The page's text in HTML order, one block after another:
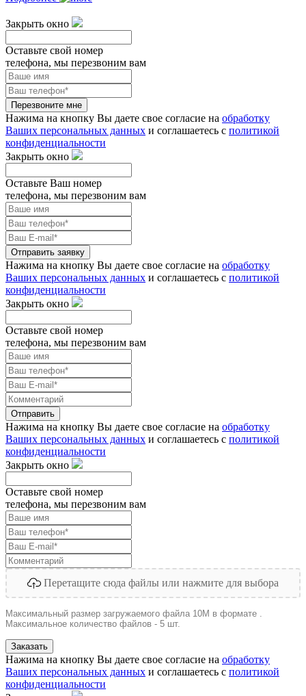
Закрыть окно
Оставьте свой номер
телефона, мы перезвоним вам
Перезвоните мне
Нажима на кнопку Вы даете свое согласие на обработку
Ваших персональных данных и соглашаетесь с политикой
конфиденциальности
Закрыть окно
Оставьте Ваш номер
телефона, мы перезвоним вам
Отправить заявку
Нажима на кнопку Вы даете свое согласие на обработку
Ваших персональных данных и соглашаетесь с политикой
конфиденциальности
Закрыть окно
Оставьте свой номер
телефона, мы перезвоним вам
Отправить
Нажима на кнопку Вы даете свое согласие на обработку
Ваших персональных данных и соглашаетесь с политикой
конфиденциальности
Закрыть окно
Оставьте свой номер
телефона, мы перезвоним вам
Перетащите сюда файлы или нажмите для выбора
Максимальный размер загружаемого файла 10M в формате .
Максимальное количество файлов - 5 шт.
Заказать
Нажима на кнопку Вы даете свое согласие на обработку
Ваших персональных данных и соглашаетесь с политикой
конфиденциальности